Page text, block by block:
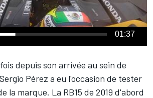
01:37
depuis son arrivée au sein de
Sergio Pérez a eu l'occasion de tester
la marque. La RB15 de 2019 d'abord